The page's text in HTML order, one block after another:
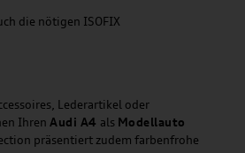
die nötigen ISOFIX
Lederartikel oder
Ihren Audi A4 als Modellauto
präsentiert zudem farbenfrohe